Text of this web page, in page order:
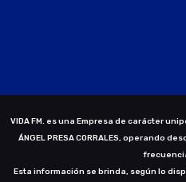
VIDA FM. es una Empresa de carácter
ÁNGEL PRESA CORRALES, operando
Esta información se brinda, según lo